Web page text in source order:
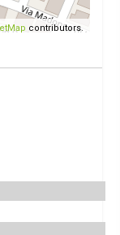
contributors.